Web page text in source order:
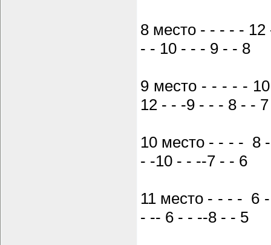
8 место - - - - -
- - 10 - - - 9 - - 8
9 место - - - - -
12 - - -9 - - - 8 - - 7
10 место - - - - 8
- -10 - - --7 - - 6
11 место - - - - 6
- -- 6 - - --8 - - 5